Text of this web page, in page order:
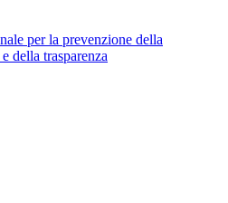
per la prevenzione della
della trasparenza